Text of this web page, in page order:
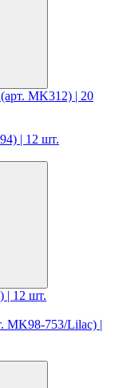
MK312) | 20
| 12 шт.